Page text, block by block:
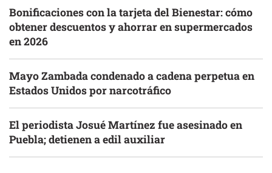
Bonificaciones con la tarjeta del Bienestar: cómo
obtener descuentos y ahorrar en supermercados
en 2026
Mayo Zambada condenado a cadena perpetua en
Estados Unidos por narcotráfico
El periodista Josué Martínez fue asesinado en
Puebla; detienen a edil auxiliar